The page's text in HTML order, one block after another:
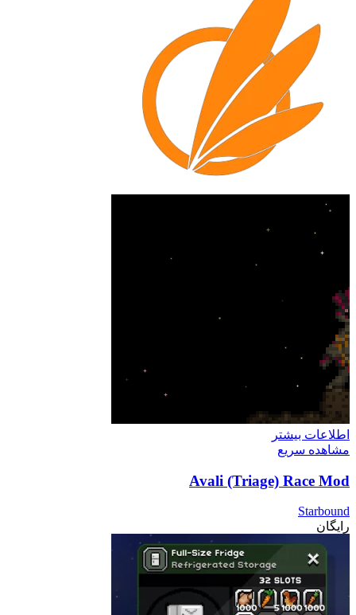
اطلاعات بیشتر
مشاهده سریع
Avali (Triage) Race Mod
Starbound
رایگان